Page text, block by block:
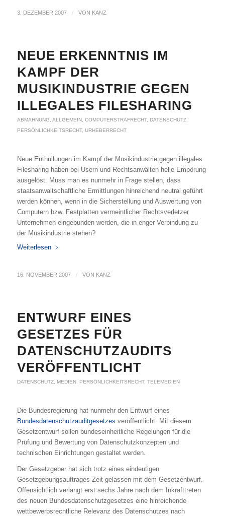
3. DEZEMBER 2007 / VON KANZ
NEUE ERKENNTNIS IM
KAMPF DER
MUSIKINDUSTRIE GEGEN
ILLEGALES FILESHARING
ABMAHNUNG ALLGEMEIN, COMPUTERSTRAFRECHT, DATENSCHUTZ,
PERSÖNLICHKEITSRECHT, URHEBERRECHT
Neue Enthüllungen im Kampf der Musikindustrie gegen illegales
Filesharing haben bei Usern und Rechtsanwälten helle Empörung
ausgelöst. Muss man es nunmehr in Frage stellen, dass
staatsanwaltschaftliche Ermittlungen hinreichend neutral geführt
werden können, wenn in die Sicherstellung und Auswertung von
Computern bzw. Festplatten vermeintlicher Rechtsverletzer
Unternehmen eingebunden werden, die in enger Verbindung zu
der Musikindustrie stehen?
Weiterlesen
16. NOVEMBER 2007 / VON KANZ
ENTWURF EINES
GESETZES FÜR
DATENSCHUTZAUDITS
VERÖFFENTLICHT
DATENSCHUTZ, MEDIEN, PERSÖNLICHKEITSRECHT, TELEMEDIEN
Die Bundesregierung hat nunmehr den Entwurf eines
Bundesdatenschutzauditgesetzes veröffentlicht. Mit diesem
Gesetzentwurf sollen bundeseinheitliche Regelungen für die
Prüfung und Bewertung von Datenschutzkonzepten und
technischen Einrichtungen gestaltet werden.
Der Gesetzgeber hat sich trotz eines eindeutigen
Gesetzgebungsauftrages Zeit gelassen mit dem Gesetzentwurf.
Offensichtlich verlangt erst sechs Jahre nach dem Inkrafttreten
des neuen Bundesdatenschutzgesetzes eine hinreichende
wettbewerbsrechtliche Relevanz des Datenschutzes nach